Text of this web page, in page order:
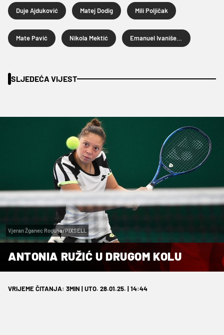
Duje Ajduković Matej Dodig Mili Poljičak
Mate Pavić Nikola Mektić
SLJEDEĆA VIJEST
Vjeran Žganec Rogulja/PIXSELL
ANTONIA RUŽIĆ U DRUGOM KOLU
VRIJEME ČITANJA: 3MIN | UTO. 28.01.25. | 14:44